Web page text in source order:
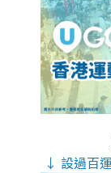
↓ 設過百